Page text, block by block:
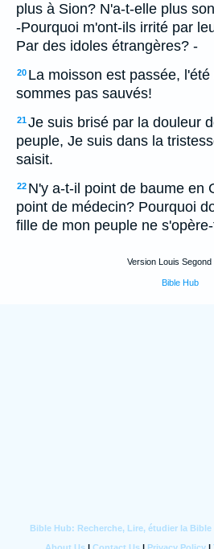
plus à Sion? N'a-t-elle plus
-Pourquoi m'ont-ils irrité par
Par des idoles étrangères? -
20 La moisson est passée,
sommes pas sauvés!
21Je suis brisé par la douleur
peuple, Je suis dans la
saisit.
22 N'y a-t-il point de baume en
point de médecin? Pourquoi
fille de mon peuple ne
Version Louis Segond
Bible Hub